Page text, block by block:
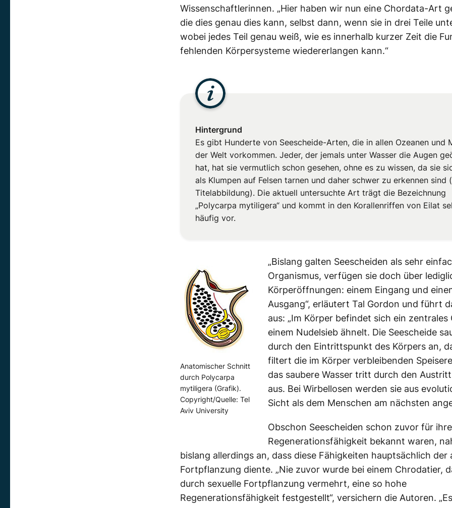
Wissenschaftlerinnen. „Hier haben wir nun eine Chordata-Art
die dies genau dies kann, selbst dann, wenn sie in drei Teile
wobei jedes Teil genau weiß, wie es innerhalb kurzer Zeit die
fehlenden Körpersysteme wiedererlangen kann.“
Hintergrund
Es gibt Hunderte von Seescheide-Arten, die in allen Ozeanen und
der Welt vorkommen. Jeder, der jemals unter Wasser die Augen
hat, hat sie vermutlich schon gesehen, ohne es zu wissen, da sie
als Klumpen auf Felsen tarnen und daher schwer zu erkennen sind
Titelabbildung). Die aktuell untersuchte Art trägt die Bezeichnung
„Polycarpa mytiligera“ und kommt in den Korallenriffen von Eilat
häufig vor.
Anatomischer Schnitt
durch Polycarpa
mytiligera (Grafik).
Copyright/Quelle: Tel
Aviv University
„Bislang galten Seescheiden als sehr
Organismus, verfügen sie doch über
Körperöffnungen: einem Eingang und
Ausgang“, erläutert Tal Gordon und führt
aus: „Im Körper befindet sich ein zentrales
einem Nudelsieb ähnelt. Die Seescheide
durch den Eintrittspunkt des Körpers an,
filtert die im Körper verbleibenden
das saubere Wasser tritt durch den
aus. Bei Wirbellosen werden sie aus
Sicht als dem Menschen am nächsten
Obschon Seescheiden schon zuvor für ihre
Regenerationsfähigkeit bekannt waren,
bislang allerdings an, dass diese Fähigkeiten hauptsächlich der
Fortpflanzung diente. „Nie zuvor wurde bei einem Chrodatier,
durch sexuelle Fortpflanzung vermehrt, eine so hohe
Regenerationsfähigkeit festgestellt“, versichern die Autoren.